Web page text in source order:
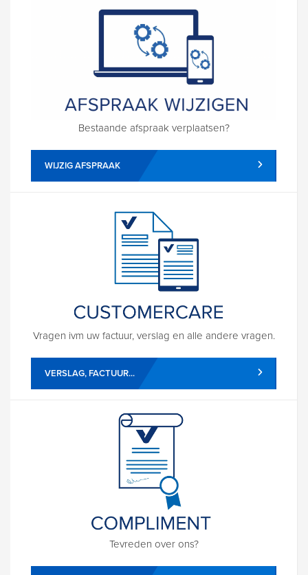
Bestaande afspraak verplaatsen?
WIJZIG AFSPRAAK
Vragen ivm uw factuur, verslag en alle andere vragen.
VERSLAG, FACTUUR...
Tevreden over ons?